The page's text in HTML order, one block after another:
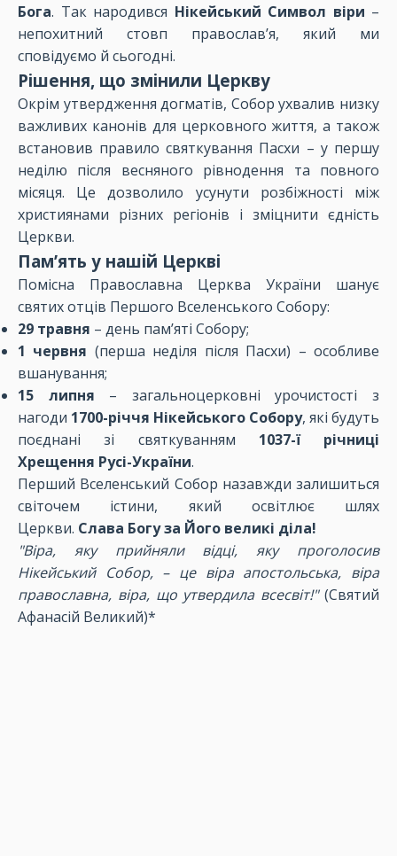
Бога. Так народився Нікейський Символ віри –
непохитний стовп православ’я, який ми
сповідуємо й сьогодні.
Рішення, що змінили Церкву
Окрім утвердження догматів, Собор ухвалив низку
важливих канонів для церковного життя, а також
встановив правило святкування Пасхи – у першу
неділю після весняного рівнодення та повного
місяця. Це дозволило усунути розбіжності між
християнами різних регіонів і зміцнити єдність
Церкви.
Пам’ять у нашій Церкві
Помісна Православна Церква України шанує
святих отців Першого Вселенського Собору:
29 травня – день пам’яті Собору;
1 червня (перша неділя після Пасхи) – особливе
вшанування;
15 липня – загальноцерковні урочистості з
нагоди 1700-річчя Нікейського Собору, які будуть
поєднані зі святкуванням 1037-ї річниці
Хрещення Русі-України.
Перший Вселенський Собор назавжди залишиться
світочем істини, який освітлює шлях
Церкви. Слава Богу за Його великі діла!
"Віра, яку прийняли відці, яку проголосив
Нікейський Собор, – це віра апостольська, віра
православна, віра, що утвердила всесвіт!"(Святий
Афанасій Великий)*